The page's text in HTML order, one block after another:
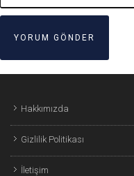
Hakkımızda
Gizlilik Politikası
İletişim